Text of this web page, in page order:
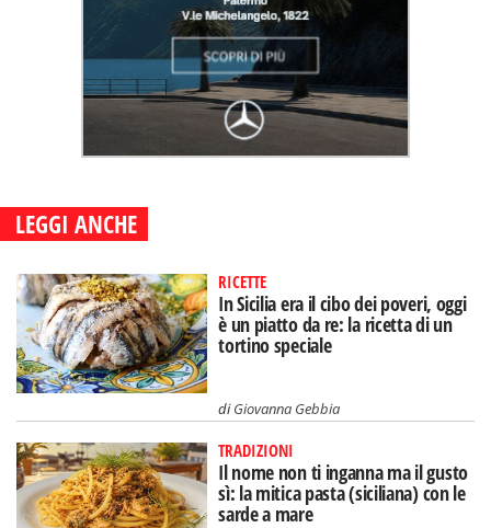
LEGGI ANCHE
RICETTE
In Sicilia era il cibo dei poveri, oggi
è un piatto da re: la ricetta di un
tortino speciale
diGiovanna Gebbia
TRADIZIONI
Il nome non ti inganna ma il gusto
sì: la mitica pasta (siciliana) con le
sarde a mare